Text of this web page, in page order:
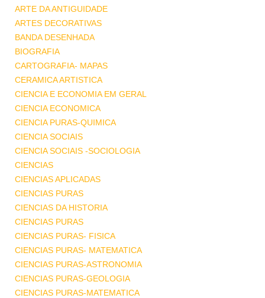
ARTE DA ANTIGUIDADE
ARTES DECORATIVAS
BANDA DESENHADA
BIOGRAFIA
CARTOGRAFIA- MAPAS
CERAMICA ARTISTICA
CIENCIA E ECONOMIA EM GERAL
CIENCIA ECONOMICA
CIENCIA PURAS-QUIMICA
CIENCIA SOCIAIS
CIENCIA SOCIAIS -SOCIOLOGIA
CIENCIAS
CIENCIAS APLICADAS
CIENCIAS PURAS
CIENCIAS DA HISTORIA
CIENCIAS PURAS
CIENCIAS PURAS- FISICA
CIENCIAS PURAS- MATEMATICA
CIENCIAS PURAS-ASTRONOMIA
CIENCIAS PURAS-GEOLOGIA
CIENCIAS PURAS-MATEMATICA